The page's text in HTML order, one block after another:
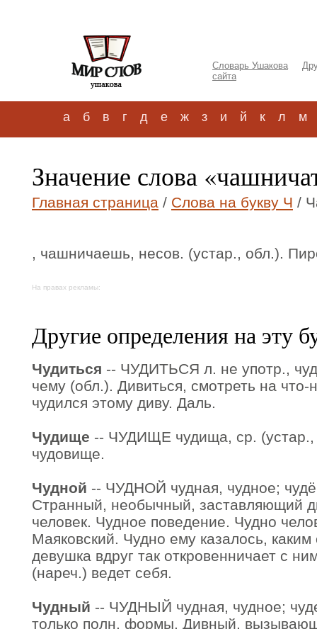
Словарь Ушакова
сайта
а б в г д е ж з и й к л м
Значение слова
Главная страница / Слова на букву Ч /
, чашничаешь, несов. (устар., обл.).
На правах рекламы:
Другие определения на эту
Чудиться -- ЧУДИТЬСЯ л. не употр.,
чему (обл.). Дивиться, смотреть на
чудился этому диву. Даль.
Чудище -- ЧУДИЩЕ чудища, ср. (устар.,
чудовище.
Чудной -- ЧУДНОЙ чудная, чудное;
Странный, необычный, заставляющий
человек. Чудное поведение. Чудно
Маяковский. Чудно ему казалось,
девушка вдруг так откровенничает с
(нареч.) ведет себя.
Чудный -- ЧУДНЫЙ чудная, чудное;
только полн. формы. Дивный,